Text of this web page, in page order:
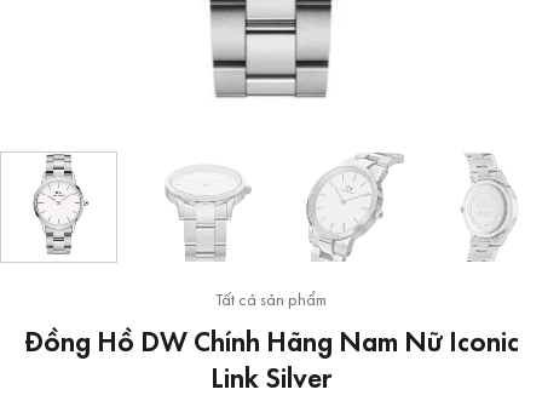
Tất cả sản phẩm
Đồng Hồ DW Chính Hãng Nam Nữ Iconic
Link Silver